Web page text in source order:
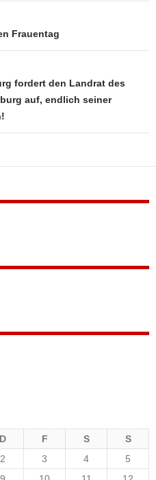
Frauentag
fordert den Landrat des
auf, endlich seiner
D F S
S
2 3 4
5